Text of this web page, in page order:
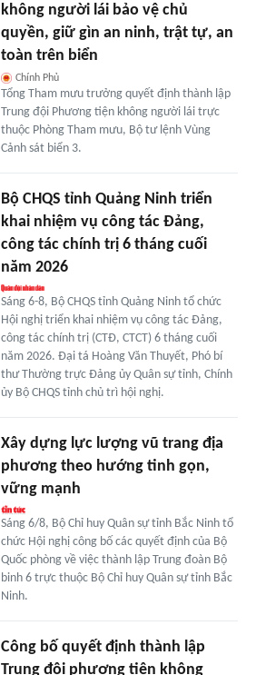
không người lái bảo vệ chủ
quyền, giữ gìn an ninh, trật tự, an
toàn trên biển
Chính Phủ
Tổng Tham mưu trưởng quyết định thành lập
Trung đội Phương tiện không người lái trực
thuộc Phòng Tham mưu, Bộ tư lệnh Vùng
Cảnh sát biển 3.
Bộ CHQS tỉnh Quảng Ninh triển
khai nhiệm vụ công tác Đảng,
công tác chính trị 6 tháng cuối
năm 2026
Sáng 6-8, Bộ CHQS tỉnh Quảng Ninh tổ chức
Hội nghị triển khai nhiệm vụ công tác Đảng,
công tác chính trị (CTĐ, CTCT) 6 tháng cuối
năm 2026. Đại tá Hoàng Văn Thuyết, Phó bí
thư Thường trực Đảng ủy Quân sự tỉnh, Chính
ủy Bộ CHQS tỉnh chủ trì hội nghị.
Xây dựng lực lượng vũ trang địa
phương theo hướng tinh gọn,
vững mạnh
Sáng 6/8, Bộ Chỉ huy Quân sự tỉnh Bắc Ninh tổ
chức Hội nghị công bố các quyết định của Bộ
Quốc phòng về việc thành lập Trung đoàn Bộ
binh 6 trực thuộc Bộ Chỉ huy Quân sự tỉnh Bắc
Ninh.
Công bố quyết định thành lập
Trung đội phương tiện không